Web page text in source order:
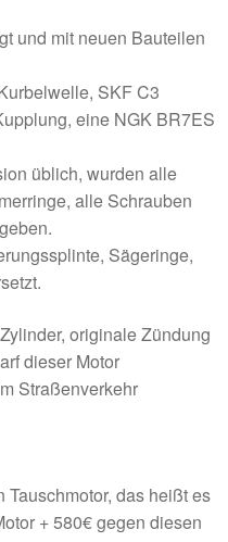
und mit neuen Bauteilen
SKF C3
eine NGK BR7ES
üblich, wurden alle
alle Schrauben
Sägeringe,
originale Zündung
dieser Motor
Straßenverkehr
das heißt es
+ 580€ gegen diesen